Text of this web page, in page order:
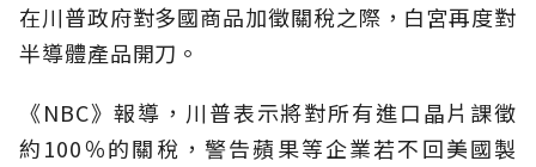
在川普政府對多國商品加徵關稅之際，白宮再度對
半導體產品開刀。
《NBC》報導，川普表示將對所有進口晶片課徵
約100％的關稅，警告蘋果等企業若不回美國製